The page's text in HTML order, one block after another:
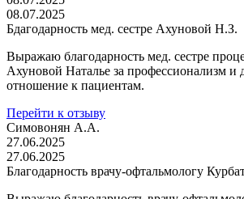
08.07.2025
Бдагодарность мед. сестре Ахуновой Н.З.
Выражаю благодарность мед. сестре
Ахуновой Наталье за профессионализм и
отношение к пациентам.
Перейти к отзыву
Симовонян А.А.
27.06.2025
27.06.2025
Благодарность врачу-офтальмологу